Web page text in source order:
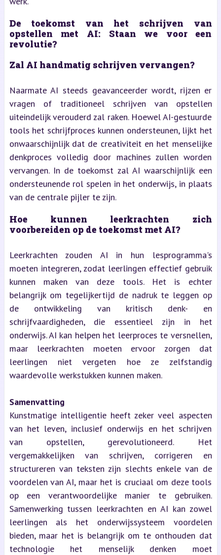
De toekomst van het schrijven van
opstellen met AI: Staan we voor een
revolutie?
Zal AI handmatig schrijven vervangen?
Naarmate AI steeds geavanceerder wordt, rijzen er
vragen of traditioneel schrijven van opstellen
uiteindelijk verouderd zal raken. Hoewel AI-gestuurde
tools het schrijfproces kunnen ondersteunen, lijkt het
onwaarschijnlijk dat de creativiteit en het menselijke
denkproces volledig door machines zullen worden
vervangen. In de toekomst zal AI waarschijnlijk een
ondersteunende rol spelen in het onderwijs, in plaats
van de centrale pijler te zijn.
Hoe kunnen leerkrachten zich
voorbereiden op de toekomst met AI?
Leerkrachten zouden AI in hun lesprogramma's
moeten integreren, zodat leerlingen effectief gebruik
kunnen maken van deze tools. Het is echter
belangrijk om tegelijkertijd de nadruk te leggen op
de ontwikkeling van kritisch denk- en
schrijfvaardigheden, die essentieel zijn in het
onderwijs. AI kan helpen het leerproces te versnellen,
maar leerkrachten moeten ervoor zorgen dat
leerlingen niet vergeten hoe ze zelfstandig
waardevolle werkstukken kunnen maken.
Samenvatting
Kunstmatige intelligentie heeft zeker veel aspecten
van het leven, inclusief onderwijs en het schrijven
van opstellen, gerevolutioneerd. Het
vergemakkelijken van schrijven, corrigeren en
structureren van teksten zijn slechts enkele van de
voordelen van AI, maar het is cruciaal om deze tools
op een verantwoordelijke manier te gebruiken.
Samenwerking tussen leerkrachten en AI kan zowel
leerlingen als het onderwijssysteem voordelen
bieden, maar het is belangrijk om te onthouden dat
technologie het menselijk denken moet